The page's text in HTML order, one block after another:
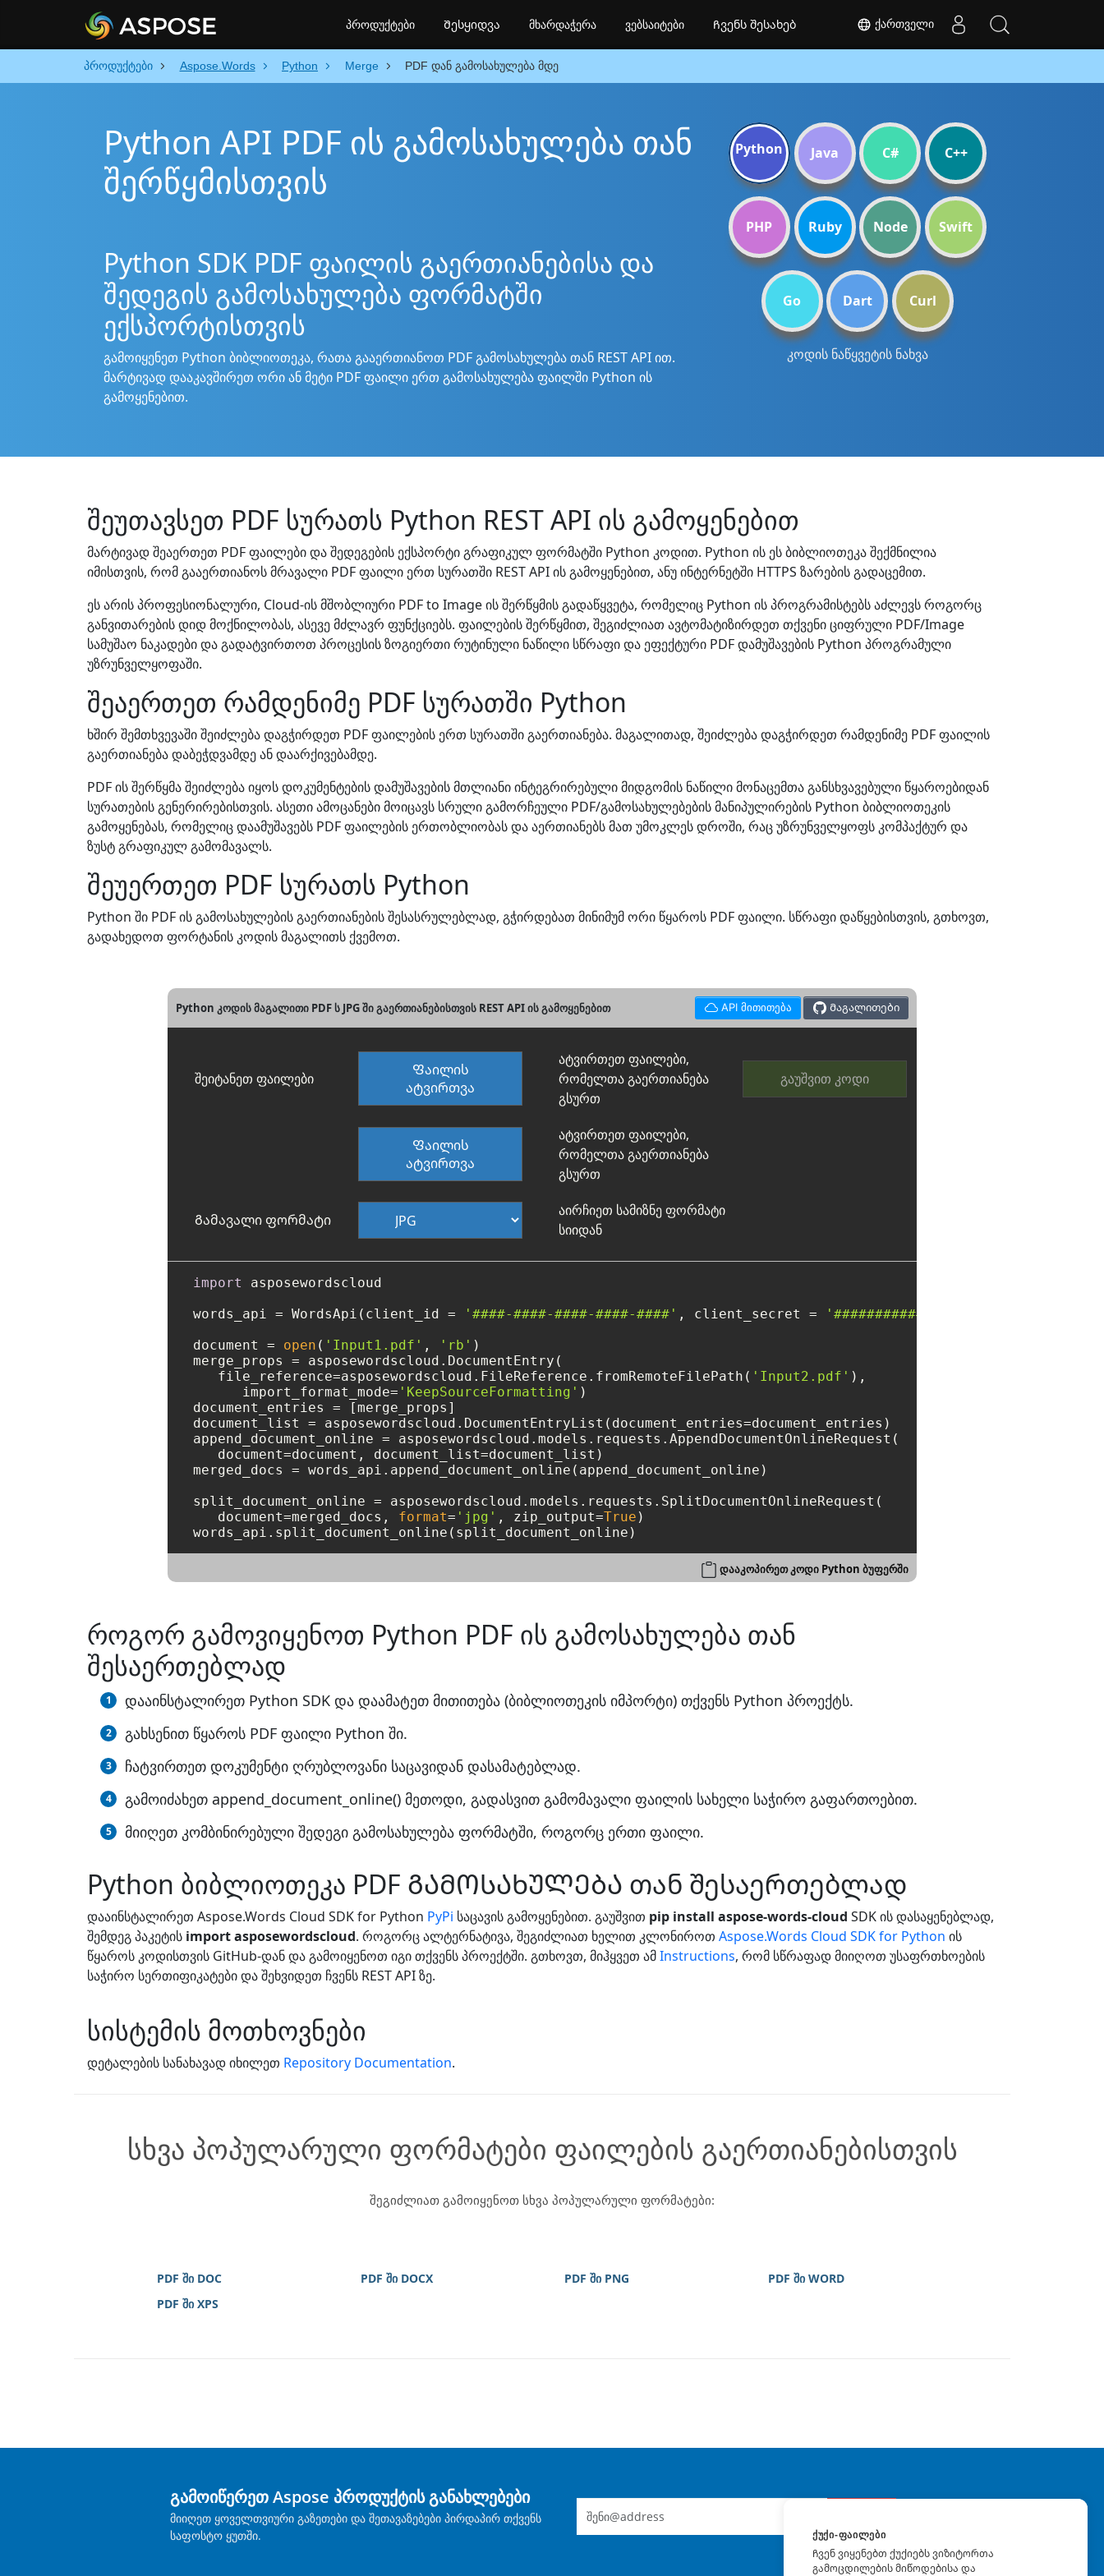
პროდუქტები Aspose.Words Python Merge PDF დან გამოსახულება მდე
Python API PDF ის გამოსახულება თან
შერწყმისთვის
Python SDK PDF ფაილის გაერთიანებისა და
შედეგის გამოსახულება ფორმატში
ექსპორტისთვის
გამოიყენეთ Python ბიბლიოთეკა, რათა გააერთიანოთ PDF გამოსახულება თან REST API ით.
მარტივად დააკავშირეთ ორი ან მეტი PDF ფაილი ერთ გამოსახულება ფაილში Python ის
გამოყენებით.
Python Java C# C++
PHP Ruby Node Swift
Go Dart Curl
კოდის ნაწყვეტის ნახვა
შეუთავსეთ PDF სურათს Python REST API ის გამოყენებით
მარტივად შეაერთეთ PDF ფაილები და შედეგების ექსპორტი გრაფიკულ ფორმატში Python კოდით. Python ის ეს ბიბლიოთეკა შექმნილია
იმისთვის, რომ გააერთიანოს მრავალი PDF ფაილი ერთ სურათში REST API ის გამოყენებით, ანუ ინტერნეტში HTTPS ზარების გადაცემით.
ეს არის პროფესიონალური, Cloud-ის მშობლიური PDF to Image ის შერწყმის გადაწყვეტა, რომელიც Python ის პროგრამისტებს აძლევს როგორც
განვითარების დიდ მოქნილობას, ასევე მძლავრ ფუნქციებს. ფაილების შერწყმით, შეგიძლიათ ავტომატიზირდეთ თქვენი ციფრული PDF/Image
სამუშაო ნაკადები და გადატვირთოთ პროცესის ზოგიერთი რუტინული ნაწილი სწრაფი და ეფექტური PDF დამუშავების Python პროგრამული
უზრუნველყოფაში.
შეაერთეთ რამდენიმე PDF სურათში Python
ხშირ შემთხვევაში შეიძლება დაგჭირდეთ PDF ფაილების ერთ სურათში გაერთიანება. მაგალითად, შეიძლება დაგჭირდეთ რამდენიმე PDF ფაილის
გაერთიანება დაბეჭდვამდე ან დაარქივებამდე.
PDF ის შერწყმა შეიძლება იყოს დოკუმენტების დამუშავების მთლიანი ინტეგრირებული მიდგომის ნაწილი მონაცემთა განსხვავებული წყაროებიდან
სურათების გენერირებისთვის. ასეთი ამოცანები მოიცავს სრული გამორჩეული PDF/გამოსახულებების მანიპულირების Python ბიბლიოთეკის
გამოყენებას, რომელიც დაამუშავებს PDF ფაილების ერთობლიობას და აერთიანებს მათ უმოკლეს დროში, რაც უზრუნველყოფს კომპაქტურ და
ზუსტ გრაფიკულ გამომავალს.
შეუერთეთ PDF სურათს Python
Python ში PDF ის გამოსახულების გაერთიანების შესასრულებლად, გჭირდებათ მინიმუმ ორი წყაროს PDF ფაილი. სწრაფი დაწყებისთვის, გთხოვთ,
გადახედოთ ფორტანის კოდის მაგალითს ქვემოთ.
Python კოდის მაგალითი PDF ს JPG ში გაერთიანებისთვის REST API ის გამოყენებით API მითითება Მაგალითები
შეიტანეთ ფაილები
Ფაილის
ატვირთვა
ატვირთეთ ფაილები,
რომელთა გაერთიანება
გსურთ
გაუშვით კოდი
Ფაილის
ატვირთვა
ატვირთეთ ფაილები,
რომელთა გაერთიანება
გსურთ
Გამავალი ფორმატი
აირჩიეთ სამიზნე ფორმატი
სიიდან
import
asposewordscloud
words_api = WordsApi(client_id =
'####-####-####-####-####' , client_secret = '##################'
document = open ( 'Input1.pdf' , 'rb' )
merge_props = asposewordscloud.DocumentEntry(
   file_reference=asposewordscloud.FileReference.fromRemoteFilePath(
'Input2.pdf' ),
      import_format_mode=
'KeepSourceFormatting' )
document_entries = [merge_props]
document_list = asposewordscloud.DocumentEntryList(document_entries=document_entries)
append_document_online = asposewordscloud.models.requests.AppendDocumentOnlineRequest(
   document=document, document_list=document_list)
merged_docs = words_api.append_document_online(append_document_online)
split_document_online = asposewordscloud.models.requests.SplitDocumentOnlineRequest(
   document=merged_docs,
format= 'jpg' , zip_output=True )
დააკოპირეთ კოდი Python ბუფერში
როგორ გამოვიყენოთ Python PDF ის გამოსახულება თან
შესაერთებლად
დააინსტალირეთ Python SDK და დაამატეთ მითითება (ბიბლიოთეკის იმპორტი) თქვენს Python პროექტს.
გახსენით წყაროს PDF ფაილი Python ში.
ჩატვირთეთ დოკუმენტი ღრუბლოვანი საცავიდან დასამატებლად.
გამოიძახეთ append_document_online() მეთოდი, გადასვით გამომავალი ფაილის სახელი საჭირო გაფართოებით.
მიიღეთ კომბინირებული შედეგი გამოსახულება ფორმატში, როგორც ერთი ფაილი.
Python ბიბლიოთეკა PDF ᲒᲐᲛᲝᲡᲐᲮᲣᲚᲔᲑᲐ თან შესაერთებლად
დააინსტალირეთ Aspose.Words Cloud SDK for Python PyPi საცავის გამოყენებით. გაუშვით pip install aspose-words-cloud SDK ის დასაყენებლად,
შემდეგ პაკეტის import asposewordscloud. როგორც ალტერნატივა, შეგიძლიათ ხელით კლონიროთ Aspose.Words Cloud SDK for Python ის
წყაროს კოდისთვის GitHub-დან და გამოიყენოთ იგი თქვენს პროექტში. გთხოვთ, მიჰყვეთ ამInstructions, რომ სწრაფად მიიღოთ უსაფრთხოების
საჭირო სერთიფიკატები და შეხვიდეთ ჩვენს REST API ზე.
სისტემის მოთხოვნები
დეტალების სანახავად იხილეთ Repository Documentation.
სხვა პოპულარული ფორმატები ფაილების გაერთიანებისთვის
შეგიძლიათ გამოიყენოთ სხვა პოპულარული ფორმატები:
PDF ში DOC PDF ში DOCX PDF ში PNG
PDF ში WORD
PDF ში XPS
ქართველი
პროდუქტები Შესყიდვა მხარდაჭერა ვებსაიტები Ჩვენს შესახებ
გამოიწერეთ Aspose პროდუქტის განახლებები
მიიღეთ ყოველთვიური გაზეთები და შეთავაზებები პირდაპირ თქვენს
საფოსტო ყუთში.
ᲥᲣᲥᲘ-ᲤᲐᲘᲚᲔᲑᲘ
Ჩვენ ვიყენებთ ქუქიებს ვიზიტორთა
გამოცდილების მიწოდებისა და